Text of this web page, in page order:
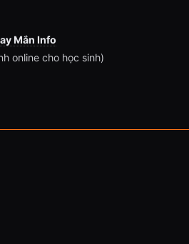
Mắn Info
online cho học sinh)